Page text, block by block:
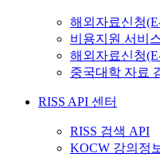
해외자료신청
비용지원 서비
해외자료신청
중국대학 자료
RISS API 센터
RISS 검색 API
KOCW 강의정